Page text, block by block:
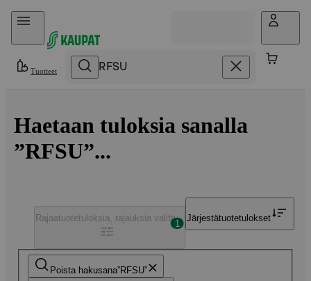
Hyppää sisältöön
Tuotteet
Haetaan tuloksia sanalla
”RFSU”...
Poista hakusana RFSU
Rajaatuotetuloksia, rajauksia valittu
1
Järjestätuotetulokset